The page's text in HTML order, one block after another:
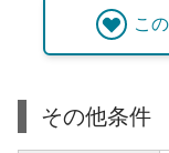
この
その他条件